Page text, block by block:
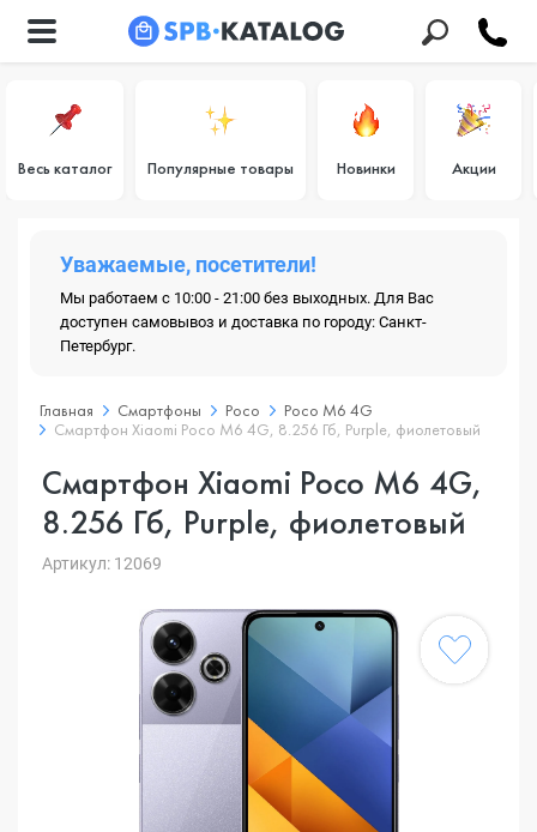
Весь каталог Популярные товары Новинки Акции
Уважаемые, посетители!
Мы работаем с 10:00 - 21:00 без выходных. Для Вас
доступен самовывоз и доставка по городу: Санкт-
Петербург.
Главная Смартфоны Poco
Poco M6 4G
Смартфон Xiaomi Poco M6 4G, 8.256 Гб, Purple, фиолетовый
Смартфон Xiaomi Poco M6 4G,
8.256 Гб, Purple, фиолетовый
Артикул: 12069